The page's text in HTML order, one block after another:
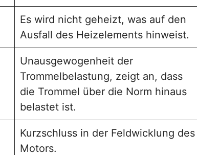
Es wird nicht geheizt, was auf den
Ausfall des Heizelements hinweist.
Unausgewogenheit der
Trommelbelastung, zeigt an, dass
die Trommel über die Norm hinaus
belastet ist.
Kurzschluss in der Feldwicklung des
Motors.